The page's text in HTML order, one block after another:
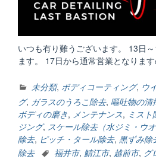
いつも有り難うございます。 13日
ます。 17日から通常営業となりま
未分類, ボディコーティング, ウ
グ, ガラスのうろこ除去, 嘔吐物の清
ボディの磨き, メンテナンス, ミスト
ジング, スケール除去（水ジミ・ウ
除去, ピッチ・タール除去, 黒ずみ除
除去
福井市, 鯖江市, 越前市, グ